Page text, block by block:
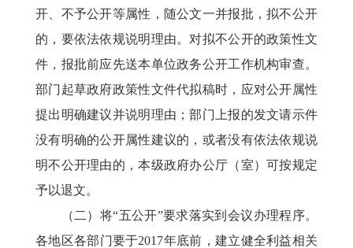
开、不予公开等属性，随公文一并报批，拟不公开
的，要依法依规说明理由。对拟不公开的政策性文
件，报批前应先送本单位政务公开工作机构审查。
部门起草政府政策性文件代拟稿时，应对公开属性
提出明确建议并说明理由；部门上报的发文请示件
没有明确的公开属性建议的，或者没有依法依规说
明不公开理由的，本级政府办公厅（室）可按规定
予以退文。
（二）将“五公开”要求落实到会议办理程序。
各地区各部门要于2017年底前，建立健全利益相关